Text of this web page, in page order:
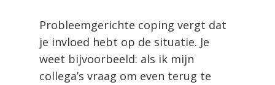
Probleemgerichte coping vergt dat
je invloed hebt op de situatie. Je
weet bijvoorbeeld: als ik mijn
collega’s vraag om even terug te